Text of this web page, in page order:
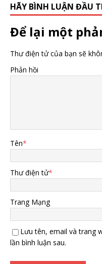
HÃY BÌNH LUẬN ĐẦU
Để lại một
Thư điện tử của bạn sẽ
Phản hồi
Tên*
Thư điện tử*
Trang Mạng
Lưu tên, email và trang
lần bình luận sau.